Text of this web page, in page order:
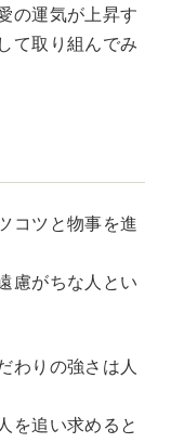
の運気が上昇す
て取り組んでみ
コツと物事を進
慮がちな人とい
わりの強さは人
を追い求めると